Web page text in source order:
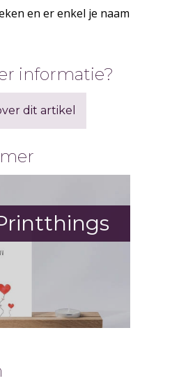
en er enkel je naam
informatie?
dit artikel